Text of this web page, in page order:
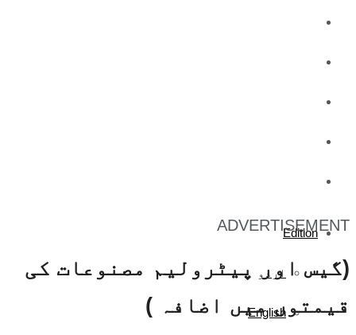
Edition
اردو
English
ADVERTISEMENT
(گیس اور پیٹرولیم مصنوعات کی
قیمتوں میں اضافہ )